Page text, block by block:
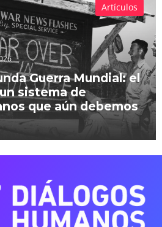
Guerra Mundial: el
sistema de
que aún debemos
Artículos